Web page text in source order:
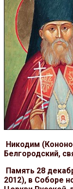
Никодим
Белгородский,
Память 28
2012), в Соборе